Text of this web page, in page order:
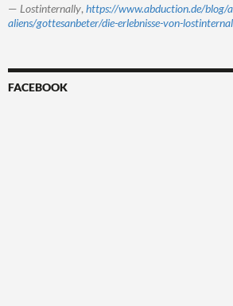
— Lostinternally, https://www.abduction.de/blog/
aliens/gottesanbeter/die-erlebnisse-von-
FACEBOOK